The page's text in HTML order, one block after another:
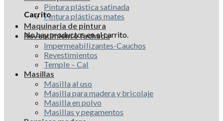
Carrito
No hay productos en el carrito.
Pintura plástica satinada
Pintura plásticas mates
Maquinaria de pintura
Revestimiento fachada
Impermeabilizantes-Cauchos
Revestimientos
Temple – Cal
Masillas
Masilla al uso
Masilla para madera y bricolaje
Masilla en polvo
Masillas y pegamentos